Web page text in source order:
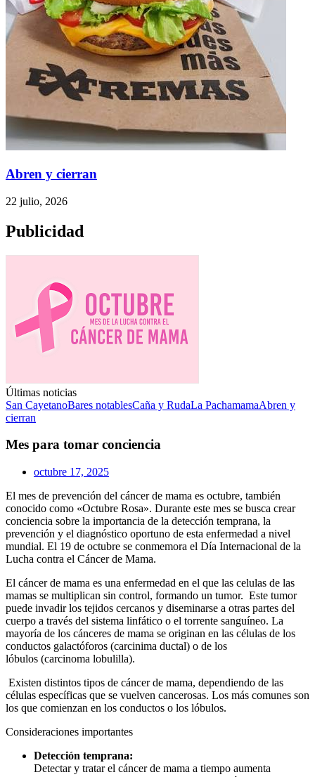
Abren y cierran
22 julio, 2026
Publicidad
Últimas noticias
San CayetanoBares notablesCaña y RudaLa PachamamaAbren y
cierran
Mes para tomar conciencia
octubre 17, 2025
El mes de prevención del cáncer de mama es octubre, también
conocido como «Octubre Rosa». Durante este mes se busca crear
conciencia sobre la importancia de la detección temprana, la
prevención y el diagnóstico oportuno de esta enfermedad a nivel
mundial. El 19 de octubre se conmemora el Día Internacional de la
Lucha contra el Cáncer de Mama.
El cáncer de mama es una enfermedad en el que las celulas de las
mamas se multiplican sin control, formando un tumor. Este tumor
puede invadir los tejidos cercanos y diseminarse a otras partes del
cuerpo a través del sistema linfático o el torrente sanguíneo. La
mayoría de los cánceres de mama se originan en las células de los
conductos galactóforos (carcinima ductal) o de los
lóbulos (carcinoma lobulilla).
Existen distintos tipos de cáncer de mama, dependiendo de las
células específicas que se vuelven cancerosas. Los más comunes son
los que comienzan en los conductos o los lóbulos.
Consideraciones importantes
Detección temprana:
Detectar y tratar el cáncer de mama a tiempo aumenta